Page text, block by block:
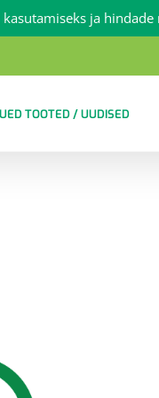
TOOTED / UUDISED
kasutamiseks ja